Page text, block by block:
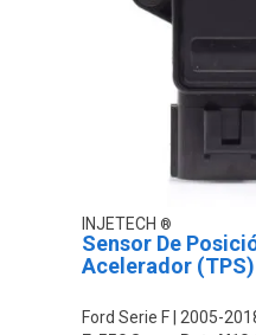
INJETECH
Sensor De
Acelerador (TPS)
Ford Serie F
2005-